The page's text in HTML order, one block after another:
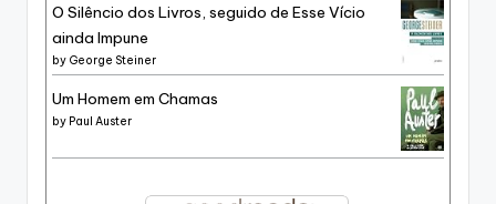
O Silêncio dos Livros, seguido de Esse Vício
ainda Impune
by George Steiner
Um Homem em Chamas
by Paul Auster